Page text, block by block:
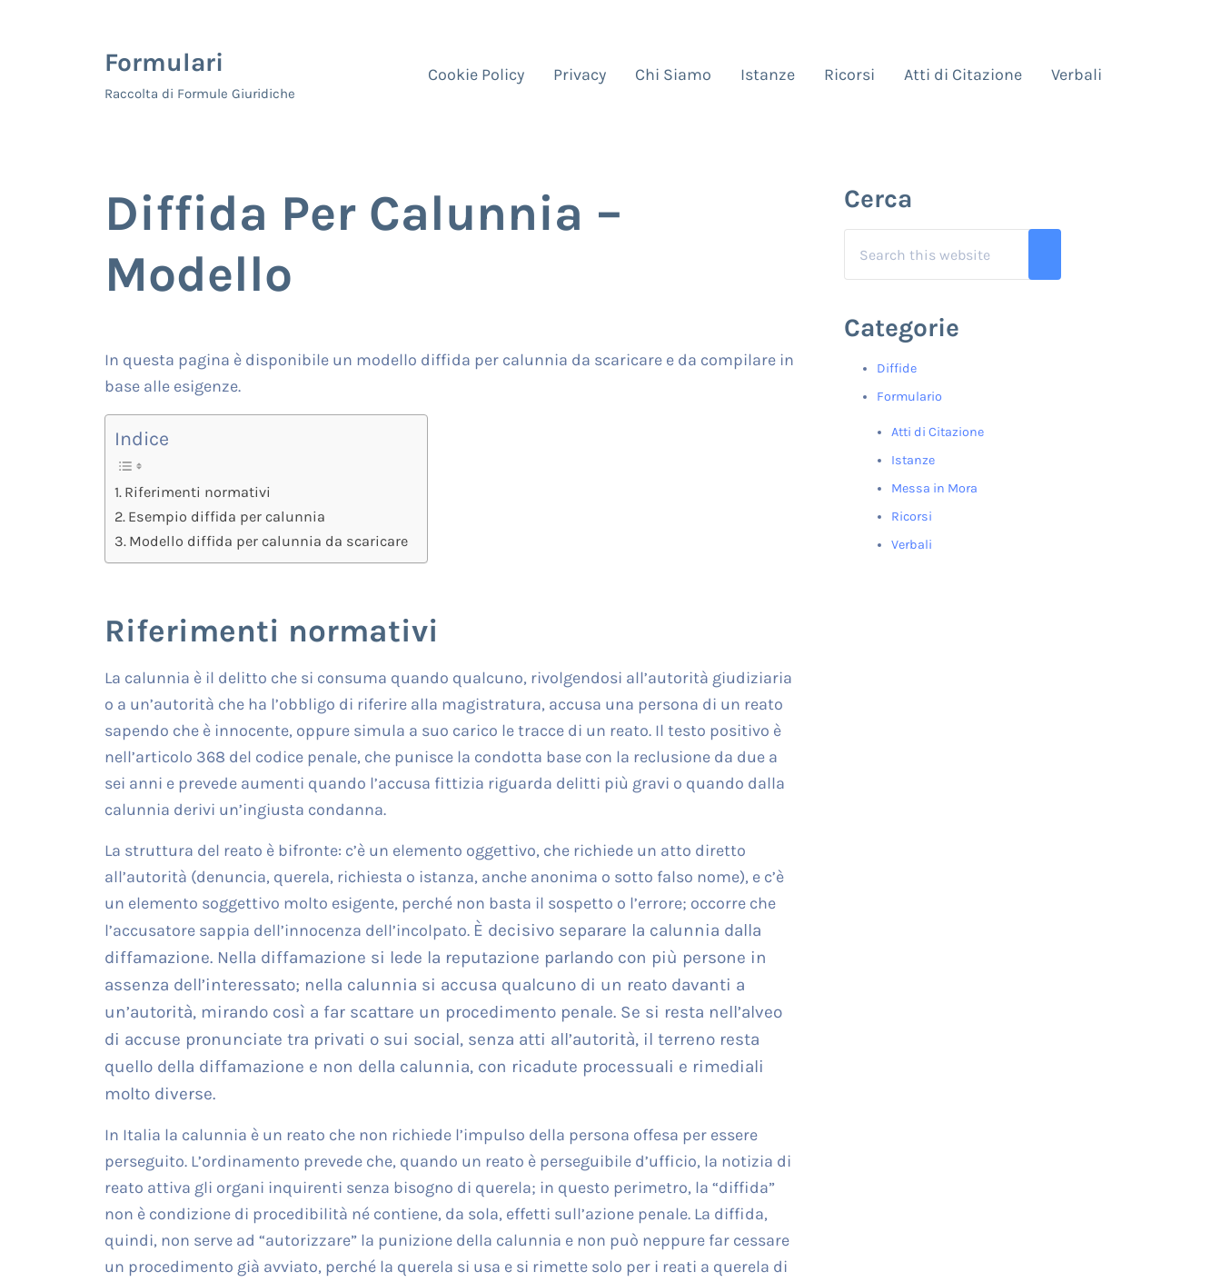
Formulari
Raccolta di Formule Giuridiche
Cookie Policy Privacy Chi Siamo Istanze Ricorsi Atti di Citazione Verbali
Diffida Per Calunnia –
Modello
In questa pagina è disponibile un modello diffida per calunnia da scaricare e da compilare in
base alle esigenze.
Indice
Riferimenti normativi
Esempio diffida per calunnia
Modello diffida per calunnia da scaricare
Riferimenti normativi
La calunnia è il delitto che si consuma quando qualcuno, rivolgendosi all’autorità giudiziaria
o a un’autorità che ha l’obbligo di riferire alla magistratura, accusa una persona di un reato
sapendo che è innocente, oppure simula a suo carico le tracce di un reato. Il testo positivo è
nell’articolo 368 del codice penale, che punisce la condotta base con la reclusione da due a
sei anni e prevede aumenti quando l’accusa fittizia riguarda delitti più gravi o quando dalla
calunnia derivi un’ingiusta condanna.
La struttura del reato è bifronte: c’è un elemento oggettivo, che richiede un atto diretto
all’autorità (denuncia, querela, richiesta o istanza, anche anonima o sotto falso nome), e c’è
un elemento soggettivo molto esigente, perché non basta il sospetto o l’errore; occorre che
l’accusatore sappia dell’innocenza dell’incolpato. È decisivo separare la calunnia dalla
diffamazione. Nella diffamazione si lede la reputazione parlando con più persone in
assenza dell’interessato; nella calunnia si accusa qualcuno di un reato davanti a
un’autorità, mirando così a far scattare un procedimento penale. Se si resta nell’alveo
di accuse pronunciate tra privati o sui social, senza atti all’autorità, il terreno resta
quello della diffamazione e non della calunnia, con ricadute processuali e rimediali
molto diverse.
In Italia la calunnia è un reato che non richiede l’impulso della persona offesa per essere
perseguito. L’ordinamento prevede che, quando un reato è perseguibile d’ufficio, la notizia di
reato attiva gli organi inquirenti senza bisogno di querela; in questo perimetro, la “diffida”
non è condizione di procedibilità né contiene, da sola, effetti sull’azione penale. La diffida,
quindi, non serve ad “autorizzare” la punizione della calunnia e non può neppure far cessare
un procedimento già avviato, perché la querela si usa e si rimette solo per i reati a querela di
Sidebar
Cerca
Categorie
Diffide
Formulario
Atti di Citazione
Istanze
Messa in Mora
Ricorsi
Verbali